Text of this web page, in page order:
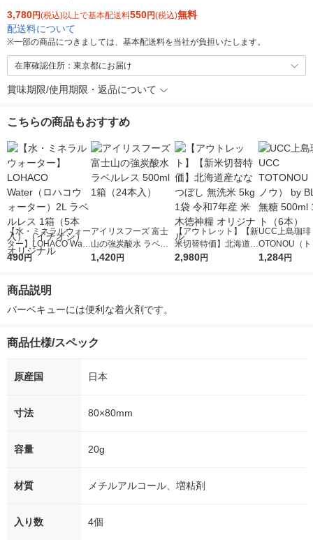
3,780円(税込)以上で基本配送料550円(税込)無料
配送料について
※一部の商品につきましては、基本配送料を当社が負担いたします。
在庫確認住所：東京都にお届け
賞味期限/使用期限・返品について
こちらの商品もおすすめ
【水・ミネラルウォー
ター】LOHACO Wate
r（ロハコウォータ
シ） オリジナル
490円
アイリスフーズ 富士
山の強炭酸水 ラベル
レス 500ml 1箱（24
1,420円
【アウトレット】【新
米切替特価】北海道産
ななつぼし 無洗米 5k
2,980円
UCC上島珈琲
OTONOU（
ウ） by
1,284円
商品説明
バーベキューには便利な着火剤です。
商品仕様/スペック
原産国 日本
寸法 80×80mm
容量 20g
材質 メチルアルコール、増粘剤
入り数 4個